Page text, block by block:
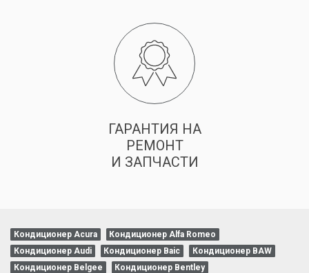
ГАРАНТИЯ НА
РЕМОНТ
И ЗАПЧАСТИ
Кондиционер Acura
Кондиционер Alfa Romeo
Кондиционер Audi
Кондиционер Baic
Кондиционер BAW
Кондиционер Belgee
Кондиционер Bentley